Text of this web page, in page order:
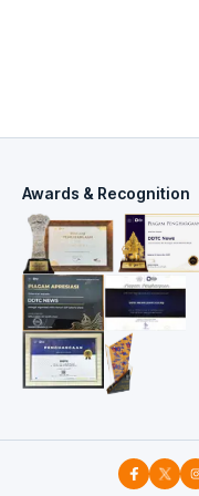
Awards & Recognition